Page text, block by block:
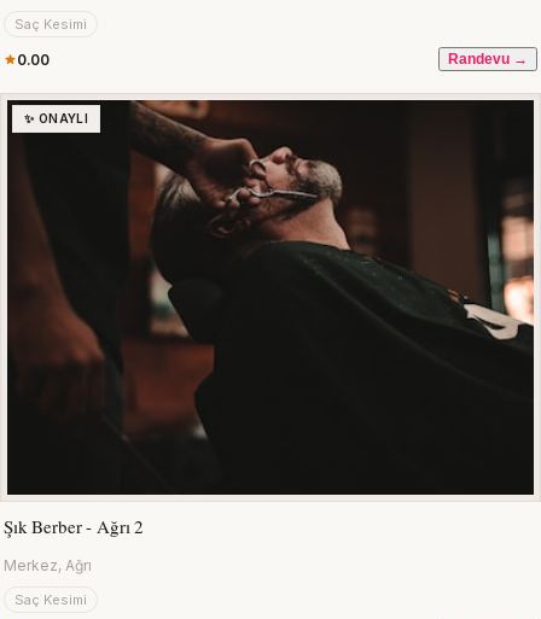
Saç Kesimi
0.00 Randevu →
✨ ONAYLI
Şık Berber - Ağrı 2
Merkez, Ağrı
Saç Kesimi